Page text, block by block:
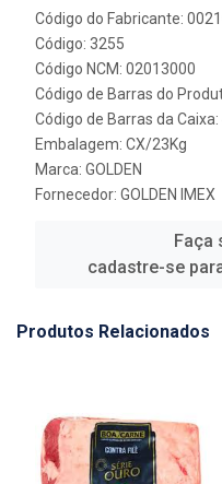
Código do Fabricante:
Código: 3255
Código NCM: 02013000
Código de Barras do
Código de Barras da
Embalagem: CX/23Kg
Marca: GOLDEN
Fornecedor: GOLDEN IMEX
Faça
cadastre-se
Produtos Relacionados